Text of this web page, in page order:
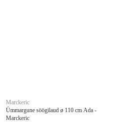
Marckeric
Ümmargune söögilaud ø 110 cm Ada -
Marckeric